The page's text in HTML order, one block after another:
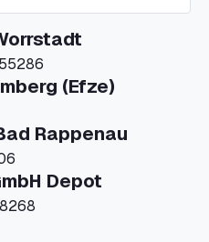
(Efze)
Rappenau
Depot
Straße 3, , 48268